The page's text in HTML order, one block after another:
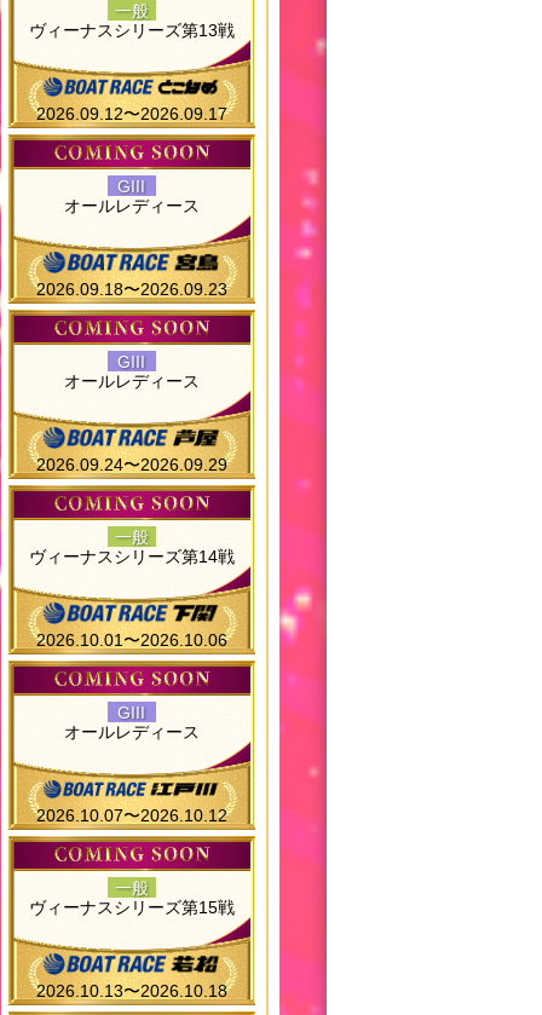
一般
ヴィーナスシリーズ第13戦
2026.09.12〜2026.09.17
GIII
オールレディース
2026.09.18〜2026.09.23
GIII
オールレディース
2026.09.24〜2026.09.29
一般
ヴィーナスシリーズ第14戦
2026.10.01〜2026.10.06
GIII
オールレディース
2026.10.07〜2026.10.12
一般
ヴィーナスシリーズ第15戦
2026.10.13〜2026.10.18